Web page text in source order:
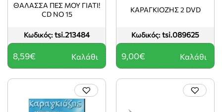
Κωδικός: tsi.213484
ΘΑΛΑΣΣΑ ΠΕΣ ΜΟΥ ΓΙΑΤΙ!
CD ΝΟ 15
8,59€ Καλάθι
Κωδικός: tsi.089625
ΚΑΡΑΓΚΙΟΖΗΣ 2 DVD
9,00€ Καλάθι